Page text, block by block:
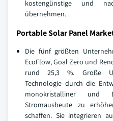
kostengünstige und
übernehmen.
Portable Solar Panel
Die fünf größten
EcoFlow, Goal Zero und
rund 25,3 %. Große
Technologie durch die
monokristalliner und
Stromausbeute zu
schaffen. Sie integrieren